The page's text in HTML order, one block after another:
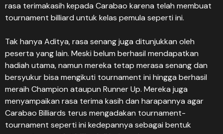
rasa terimakasih kepada Carabao karena telah membuat
tournament billiard untuk kelas pemula seperti ini.
Tak hanya Aditya, rasa senang juga ditunjukkan oleh
peserta yang lain. Meski belum berhasil mendapatkan
hadiah utama, namun mereka tetap merasa senang dan
bersyukur bisa mengikuti tournament ini hingga berhasil
meraih Champion ataupun Runner Up. Mereka juga
menyampaikan rasa terima kasih dan harapannya agar
Carabao Billiards terus mengadakan tournament-
tournament seperti ini kedepannya sebagai bentuk